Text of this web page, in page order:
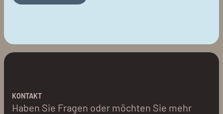
KONTAKT
Haben Sie Fragen oder möchten Sie mehr